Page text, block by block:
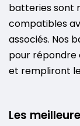
batteries sont
compatibles
associés. Nos
pour répondre
et rempliront
Les